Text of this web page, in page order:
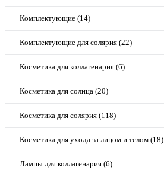
Комплектующие (14)
Комплектующие для солярия (22)
Косметика для коллагенария (6)
Косметика для солнца (20)
Косметика для солярия (118)
Косметика для ухода за лицом и телом (18)
Лампы для коллагенария (6)